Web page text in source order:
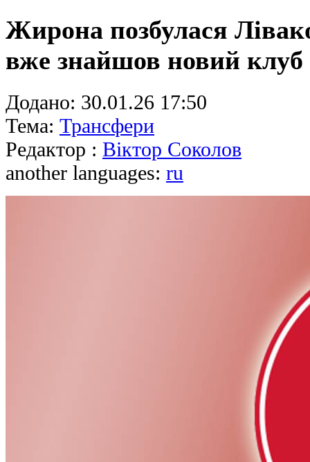
Жирона позбулася
вже знайшов новий клуб
Додано: 30.01.26 17:50
Тема: Трансфери
Редактор : Віктор Соколов
another languages: ru